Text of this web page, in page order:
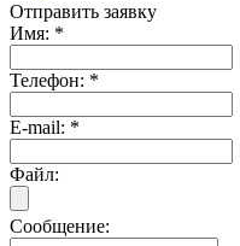
Отправить заявку
Имя: *
Телефон: *
E-mail: *
Файл:
Сообщение: